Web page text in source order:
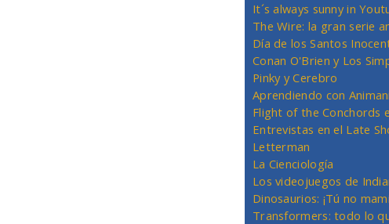
It´s always sunny in
The Wire: la gran serie
Día de los Santos
Conan O'Brien y Los
Pinky y Cerebro
Aprendiendo con
Flight of the Conchords
Entrevistas en el Late
Letterman
La Cienciología
Los videojuegos de
Dinosaurios: ¡Tú no
Transformers: todo lo